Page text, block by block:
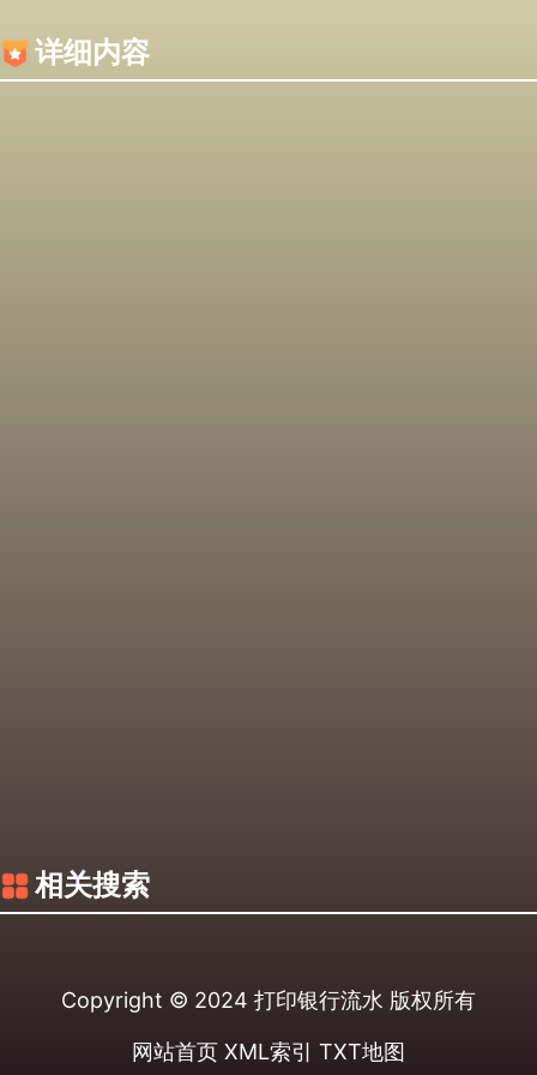
详细内容
相关搜索
Copyright © 2024 打印银行流水 版权所有
网站首页 XML索引 TXT地图